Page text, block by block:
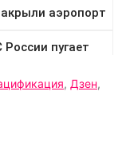
, Дзен,